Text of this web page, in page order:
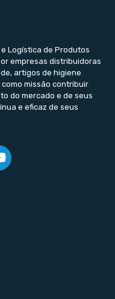
Logística de Produtos
empresas distribuidoras
artigos de higiene
missão contribuir
do mercado e de seus
e eficaz de seus